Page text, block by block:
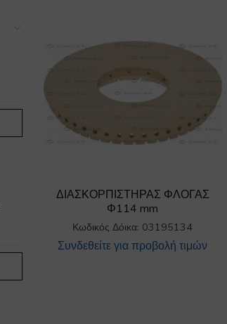
ΔΙΑΣΚΟΡΠΙΣΤΗΡΑΣ ΦΛΟΓΑΣ
Φ114 mm
Κωδικός Δόικα: 03195134
Συνδεθείτε για προβολή τιμών